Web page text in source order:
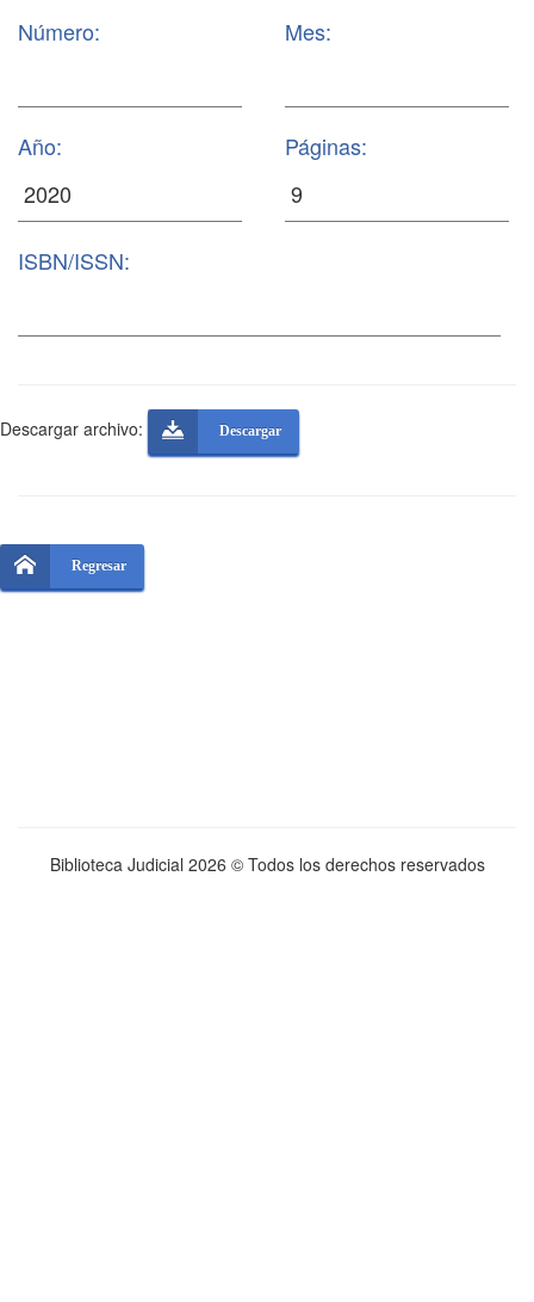
Número: Mes:
Año: Páginas:
ISBN/ISSN:
Descargar archivo: Descargar
Regresar
Biblioteca Judicial 2026 © Todos los derechos reservados